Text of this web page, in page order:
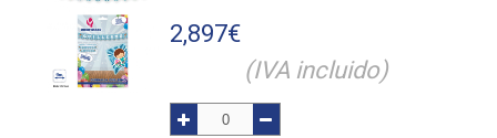
2,897€
(IVA incluido)